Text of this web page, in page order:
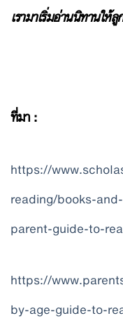
เรามาเริ่มอ่านนิทานให้
ที่มา :
https://
reading/books-
parent-guide-to-
https://
by-age-guide-to-